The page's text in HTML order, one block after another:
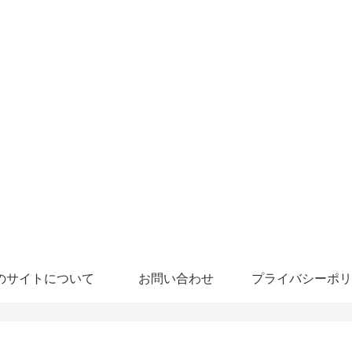
サイトについて お問い合わせ プライバシーポ